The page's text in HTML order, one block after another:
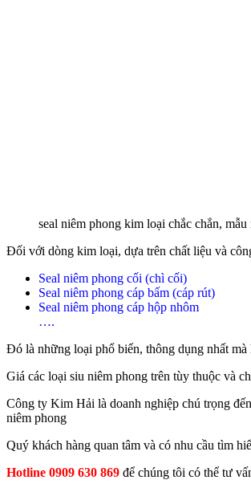
seal niêm phong kim loại chắc chắn, mẫu
Đối với dòng kim loại, dựa trên chất liệu và
Seal niêm phong cối (chì cối)
Seal niêm phong cáp bấm (cáp rút)
Seal niêm phong cáp hộp nhôm
….
Đó là những loại phổ biến, thông dụng nhất mà
Giá các loại siu niêm phong trên tùy thuộc và
Công ty Kim Hải là doanh nghiệp chú trọng
niêm phong
Quý khách hàng quan tâm và có nhu cầu tìm
Hotline 0909 630 869 để chúng tôi có thể tư